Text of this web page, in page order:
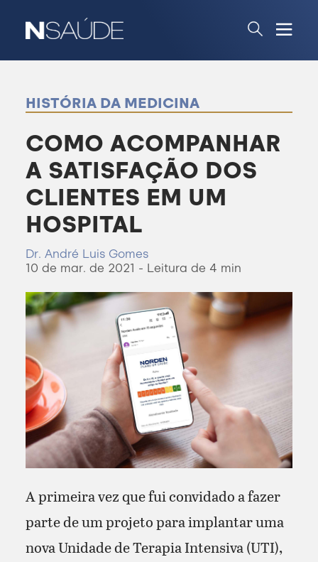
HISTÓRIA DA MEDICINA
COMO ACOMPANHAR
A SATISFAÇÃO DOS
CLIENTES EM UM
HOSPITAL
Dr. André Luis Gomes
10 de mar. de 2021 - Leitura de 4 min
A primeira vez que fui convidado a fazer
parte de um projeto para implantar uma
nova Unidade de Terapia Intensiva (UTI),